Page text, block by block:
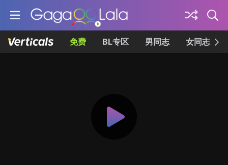
免费 BL专区 男同志 女同志